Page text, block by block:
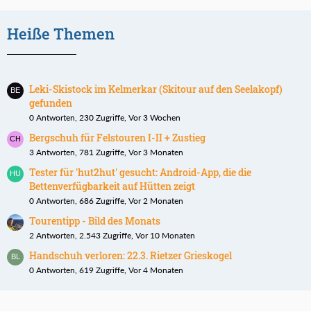
Heiße Themen
Leki-Skistock im Kelmerkar (Skitour auf den Seelakopf)
gefunden
0 Antworten, 230 Zugriffe, Vor 3 Wochen
Bergschuh für Felstouren I-II + Zustieg
3 Antworten, 781 Zugriffe, Vor 3 Monaten
Tester für 'hut2hut' gesucht: Android-App, die die
Bettenverfügbarkeit auf Hütten zeigt
0 Antworten, 686 Zugriffe, Vor 2 Monaten
Tourentipp - Bild des Monats
2 Antworten, 2.543 Zugriffe, Vor 10 Monaten
Handschuh verloren: 22.3. Rietzer Grieskogel
0 Antworten, 619 Zugriffe, Vor 4 Monaten